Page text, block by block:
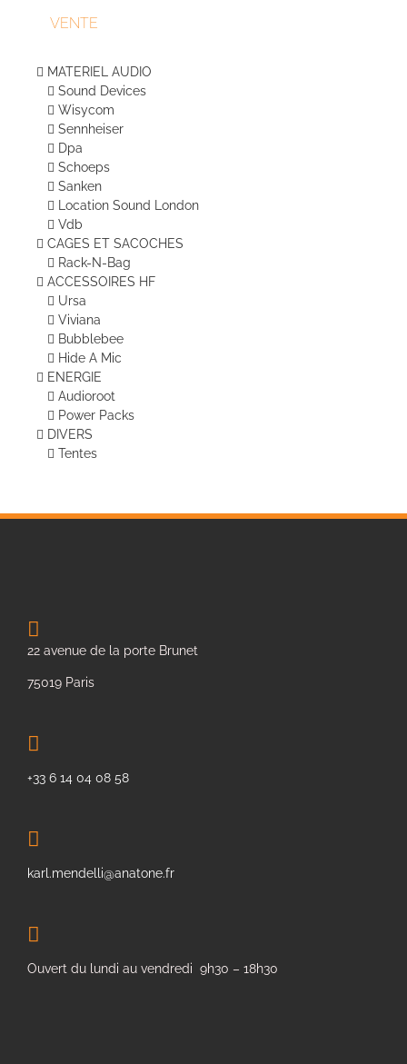
VENTE
MATERIEL AUDIO
Sound Devices
Wisycom
Sennheiser
Dpa
Schoeps
Sanken
Location Sound London
Vdb
CAGES ET SACOCHES
Rack-N-Bag
ACCESSOIRES HF
Ursa
Viviana
Bubblebee
Hide A Mic
ENERGIE
Audioroot
Power Packs
DIVERS
Tentes
22 avenue de la porte Brunet
75019 Paris
+33 6 14 04 08 58
karl.mendelli@anatone.fr
Ouvert du lundi au vendredi 9h30 – 18h30